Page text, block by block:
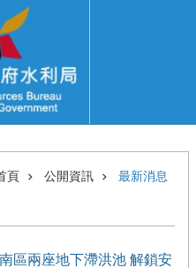
頁 公開資訊 最新消息
區兩座地下滯洪池 解鎖安